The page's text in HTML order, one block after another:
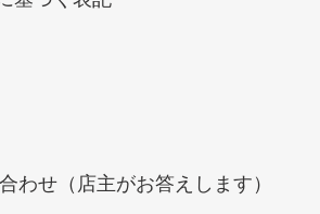
わせ（店主がお答えします）